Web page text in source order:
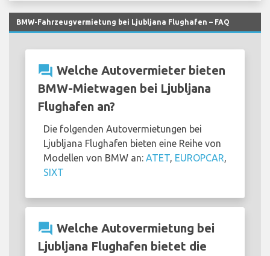
BMW-Fahrzeugvermietung bei Ljubljana Flughafen – FAQ
question_answer Welche Autovermieter bieten
BMW-Mietwagen bei Ljubljana
Flughafen an?
Die folgenden Autovermietungen bei
Ljubljana Flughafen bieten eine Reihe von
Modellen von BMW an: ATET EUROPCAR
SIXT
question_answer Welche Autovermietung bei
Ljubljana Flughafen bietet die